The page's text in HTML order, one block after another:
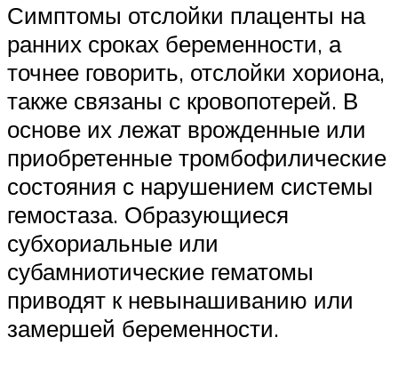
Симптомы отслойки плаценты на
ранних сроках беременности, а
точнее говорить, отслойки хориона,
также связаны с кровопотерей. В
основе их лежат врожденные или
приобретенные тромбофилические
состояния с нарушением системы
гемостаза. Образующиеся
субхориальные или
субамниотические гематомы
приводят к невынашиванию или
замершей беременности.